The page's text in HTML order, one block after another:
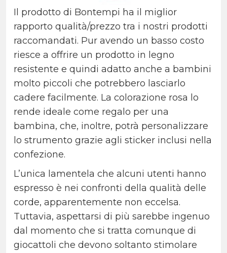
Il prodotto di Bontempi ha il miglior
rapporto qualità/prezzo tra i nostri prodotti
raccomandati. Pur avendo un basso costo
riesce a offrire un prodotto in legno
resistente e quindi adatto anche a bambini
molto piccoli che potrebbero lasciarlo
cadere facilmente. La colorazione rosa lo
rende ideale come regalo per una
bambina, che, inoltre, potrà personalizzare
lo strumento grazie agli sticker inclusi nella
confezione.
L’unica lamentela che alcuni utenti hanno
espresso è nei confronti della qualità delle
corde, apparentemente non eccelsa.
Tuttavia, aspettarsi di più sarebbe ingenuo
dal momento che si tratta comunque di
giocattoli che devono soltanto stimolare